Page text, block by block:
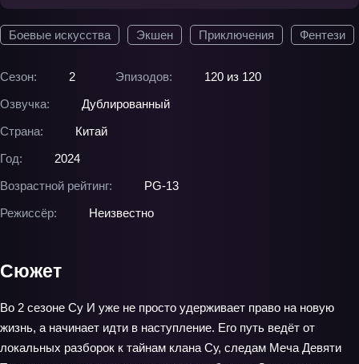
Боевые искусства Экшен Приключения Фентези
Сезон: 2 Эпизодов:
120 из 120
Озвучка:
Дублированный
Страна:
Китай
Год:
2024
Возрастной рейтинг:
PG-13
Режиссёр:
Неизвестно
Сюжет
Во 2 сезоне Су И уже не просто удерживает право на новую
жизнь, а начинает идти в наступление. Его путь ведёт от
локальных разборок к тайнам клана Су, следам Меча Девяти